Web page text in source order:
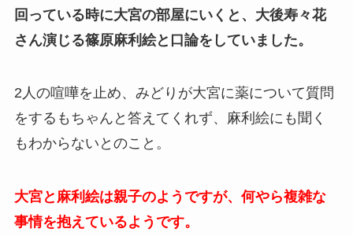
回っている時に大宮の部屋にいくと、大後寿々花
さん演じる篠原麻利絵と口論をしていました。
2人の喧嘩を止め、みどりが大宮に薬について質問
をするもちゃんと答えてくれず、麻利絵にも聞く
もわからないとのこと。
大宮と麻利絵は親子のようですが、何やら複雑な
事情を抱えているようです。